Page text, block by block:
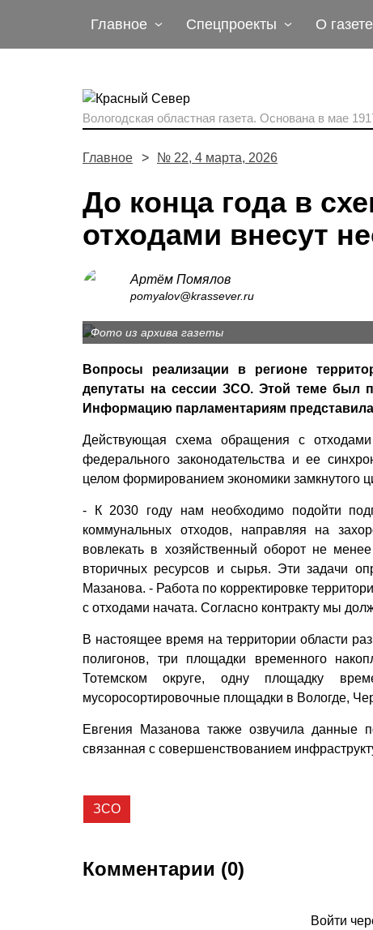
Главное Спецпроекты О газете
Вологодская областная газета. Основана в мае
Главное № 22, 4 марта, 2026
До конца года в
отходами внесут
Артём Помялов
pomyalov@krassever.ru
Фото из архива газеты
Вопросы реализации в регионе
депутаты на сессии ЗСО. Этой теме был
Информацию парламентариям
Действующая схема обращения с
федерального законодательства и ее
целом формированием экономики замкнутого
- К 2030 году нам необходимо подойти
коммунальных отходов, направляя на
вовлекать в хозяйственный оборот не
вторичных ресурсов и сырья. Эти задачи
Мазанова. - Работа по корректировке
с отходами начата. Согласно контракту мы
В настоящее время на территории области
полигонов, три площадки временного
Тотемском округе, одну площадку
мусоросортировочные площадки в Вологде,
Евгения Мазанова также озвучила данные
связанная с совершенствованием
ЗСО
Комментарии (0)
Войти